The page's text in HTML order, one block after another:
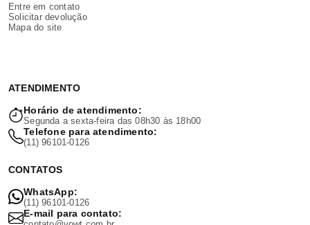
Entre em contato
Solicitar devolução
Mapa do site
ATENDIMENTO
Horário de atendimento:
Segunda a sexta-feira das 08h30 às 18h00
Telefone para atendimento:
(11) 96101-0126
CONTATOS
WhatsApp:
(11) 96101-0126
E-mail para contato: